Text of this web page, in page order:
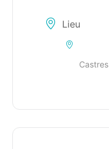
Lieu
Castres